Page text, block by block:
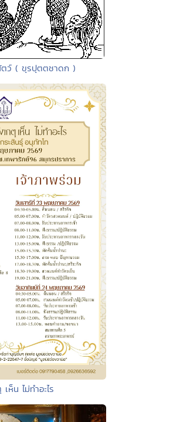
ตว์ ( ขุรปุตตชาดก )
ห็น ไม่ทำอะไร